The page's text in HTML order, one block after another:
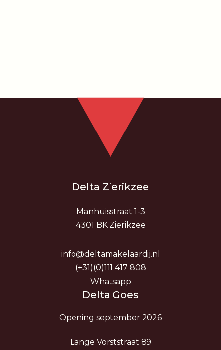
Delta Zierikzee
Manhuisstraat 1-3
4301 BK Zierikzee
info@deltamakelaardij.nl
(+31)(0)111 417 808
Whatsapp
Delta Goes
Opening september 2026
Lange Vorststraat 89